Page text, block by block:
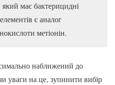
має бактерицидні
є аналог
метіонін.
наближений до
уваги на це, зупинити вибір